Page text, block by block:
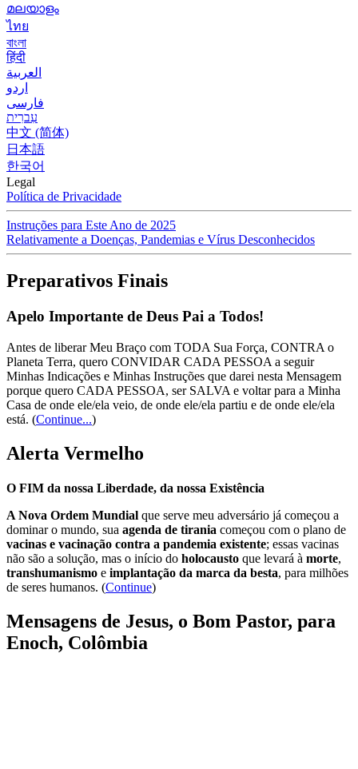
മലയാളം
ไทย
বাংলা
हिंदी
العربية
اردو
فارسی
עִברִית
中文 (简体)
日本語
한국어
Legal
Política de Privacidade
Instruções para Este Ano de 2025
Relativamente a Doenças, Pandemias e Vírus Desconhecidos
Preparativos Finais
Apelo Importante de Deus Pai a Todos!
Antes de liberar Meu Braço com TODA Sua Força, CONTRA o
Planeta Terra, quero CONVIDAR CADA PESSOA a seguir
Minhas Indicações e Minhas Instruções que darei nesta Mensagem
porque quero CADA PESSOA, ser SALVA e voltar para a Minha
Casa de onde ele/ela veio, de onde ele/ela partiu e de onde ele/ela
está. (Continue...)
Alerta Vermelho
O FIM da nossa Liberdade, da nossa Existência
A Nova Ordem Mundial que serve meu adversário já começou a
dominar o mundo, sua agenda de tirania começou com o plano de
vacinas e vacinação contra a pandemia existente; essas vacinas
não são a solução, mas o início do holocausto que levará à morte,
transhumanismo e implantação da marca da besta, para milhões
de seres humanos. (Continue)
Mensagens de Jesus, o Bom Pastor, para
Enoch, Colômbia